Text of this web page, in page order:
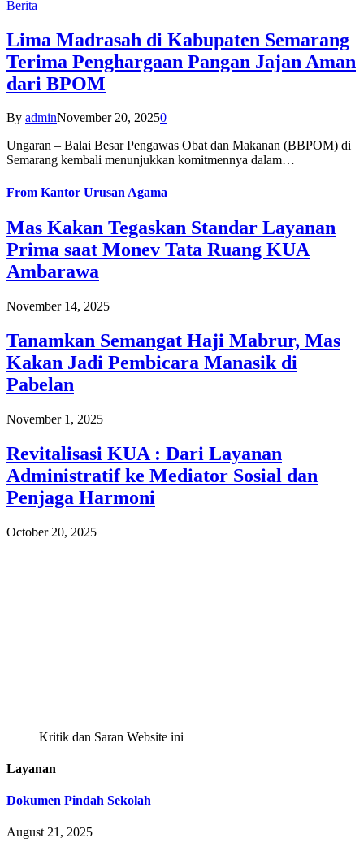
Berita
Lima Madrasah di Kabupaten Semarang
Terima Penghargaan Pangan Jajan Aman
dari BPOM
By adminNovember 20, 20250
Ungaran – Balai Besar Pengawas Obat dan Makanan (BBPOM) di
Semarang kembali menunjukkan komitmennya dalam…
From Kantor Urusan Agama
Mas Kakan Tegaskan Standar Layanan
Prima saat Monev Tata Ruang KUA
Ambarawa
November 14, 2025
Tanamkan Semangat Haji Mabrur, Mas
Kakan Jadi Pembicara Manasik di
Pabelan
November 1, 2025
Revitalisasi KUA : Dari Layanan
Administratif ke Mediator Sosial dan
Penjaga Harmoni
October 20, 2025
Kritik dan Saran Website ini
Layanan
Dokumen Pindah Sekolah
August 21, 2025